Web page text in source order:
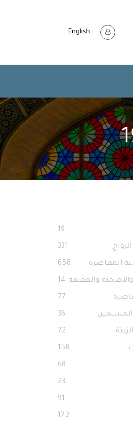
English
19
331
المعاصرة 658
والعقيقة 14
77
المسلمين 36
72
158
68
23
91
172